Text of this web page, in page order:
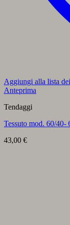
Aggiungi alla lista
Anteprima
Tendaggi
Tessuto mod. 60/40-
43,00 €